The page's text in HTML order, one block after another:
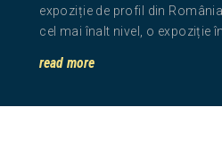
expoziție de profil din
cel mai înalt nivel, o expoziție
read more